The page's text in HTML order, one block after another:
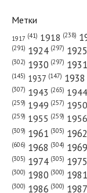
№ 205 от
№ 68 от марта
Метки
1917 (41) 1918 (238)
(291) 1924 (297) 1925
(302) 1930 (297) 1931
(145) 1937 (147) 1938
(307) 1943 (265) 1944
(259) 1949 (257) 1950
(259) 1955 (259) 1956
(309) 1961 (305) 1962
(606) 1968 (304) 1969
(305) 1974 (305) 1975
(300) 1980 (300) 1981
(300) 1986 (300) 1987